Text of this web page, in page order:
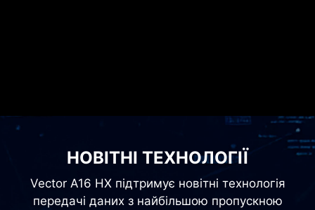
НОВІТНІ ТЕХНОЛОГІЇ
Vector A16 HX підтримує новітні технологія
передачі даних з найбільшою пропускною